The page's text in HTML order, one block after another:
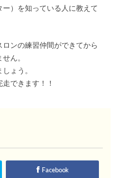
）を知っている人に教えて
ンの練習仲間ができてから
ん。
ょう。
できます！！
Facebook